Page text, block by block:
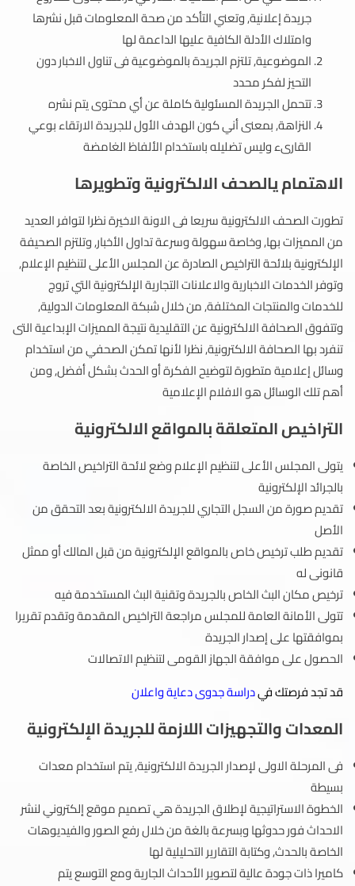
جريدة إعلانية, وتعني التأكد من صحة المعلومات قبل نشرها
وامتلاك الأدلة الكافية عليها الداعمة لها
الموضوعية, تلتزم الجريدة بالموضوعية فى تناول الاخبار دون
التحيز لفكر محدد
تتحمل الجريدة المسئولية كاملة عن أي محتوى يتم نشره
النزاهة, بمعنى أني كون الهدف الأول للجريدة الارتقاء بوعي
القارىء وليس تضليله باستخدام الألفاظ الغامضة
الاهتمام يالصحف الالكترونية وتطويرها
تطورت الصحف الالكترونية سريعا فى الاونة الاخيرة نظرا لتوافر العديد
من المميزات بها, وخاصة سهولة وسرعة تداول الأخبار, وتلتزم الصحيفة
الإلكترونية بلائحة التراخيص الصادرة عن المجلس الأعلى لتنظيم الإعلام,
وتوفر الخدمات الاخبارية والاعلانات التجارية الإلكترونية التي تروج
للخدمات والمنتجات المختلفة, من خلال شبكة المعلومات الدولية,
وتتفوق الصحافة الالكترونية عن التقليدية نتيجة المميزات الإبداعية التى
تنفرد بها الصحافة الالكترونية, نظرا لأنها تمكن الصحفي من استخدام
وسائل إعلامية متطورة لتوضيح الفكرة أو الحدث بشكل أفضل, ومن
أهم تلك الوسائل هو الافلام الإعلامية
التراخيص المتعلقة بالمواقع الالكترونية
يتولى المجلس الأعلى لتنظيم الإعلام وضع لائحة التراخيص الخاصة
بالجرائد الإلكترونية
تقديم صورة من السجل التجاري للجريدة الالكترونية بعد التحقق من
الأصل
تقديم طلب ترخيص خاص بالمواقع الإلكترونية من قبل المالك أو ممثل
قانونى له
ترخيص مكان البث الخاص بالجريدة وتقنية البث المستخدمة فيه
تتولى الأمانة العامة للمجلس مراجعة التراخيص المقدمة وتقدم تقريرا
بموافقتها على إصدار الجريدة
الحصول على موافقة الجهاز القومى لتنظيم الاتصالات
قد تجد فرصتك فيدراسة جدوى دعاية واعلان
المعدات والتجهيزات اللازمة للجريدة الإلكترونية
فى المرحلة الاولى لإصدار الجريدة الالكترونية, يتم استخدام معدات
بسيطة
الخطوة الاستراتيجية لإطلاق الجريدة هي تصميم موقع إلكتروني لنشر
الاحداث فور حدوثها وبسرعة بالغة من خلال رفع الصور والفيديوهات
الخاصة بالحدث, وكتابة التقارير التحليلية لها
كاميرا ذات جودة عالية لتصوير الأحداث الجارية ومع التوسع يتم